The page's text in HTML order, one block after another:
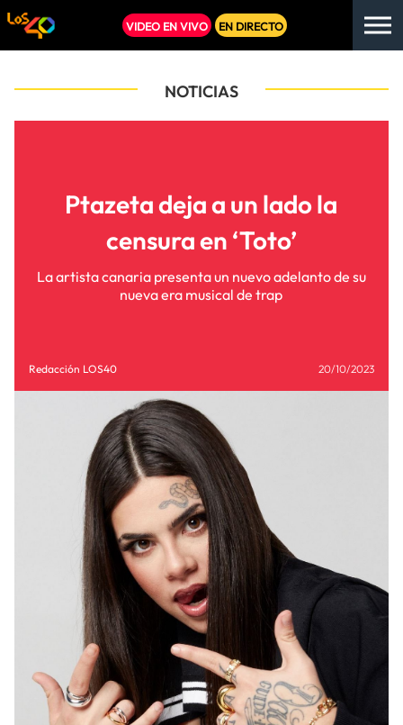
VIDEO EN VIVO EN DIRECTO
NOTICIAS
Ptazeta deja a un lado la
censura en ‘Toto’
La artista canaria presenta un nuevo adelanto de su
nueva era musical de trap
Redacción LOS40 20/10/2023